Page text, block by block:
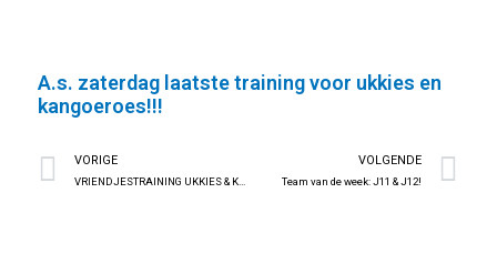
A.s. zaterdag laatste training voor ukkies en
kangoeroes!!!
Vorige
VORIGE VOLGENDE
Team van de week: J11 & J12!